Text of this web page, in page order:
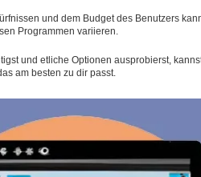
und dem Budget des Benutzers
Programmen variieren.
und etliche Optionen ausprobierst,
am besten zu dir passt.